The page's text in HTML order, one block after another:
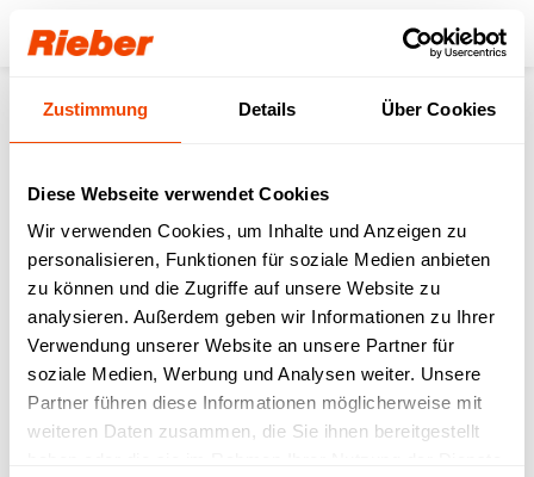
Zustimmung Details Über Cookies
Diese Webseite verwendet Cookies
Wir verwenden Cookies, um Inhalte und Anzeigen zu
personalisieren, Funktionen für soziale Medien anbieten
zu können und die Zugriffe auf unsere Website zu
analysieren. Außerdem geben wir Informationen zu Ihrer
Verwendung unserer Website an unsere Partner für
soziale Medien, Werbung und Analysen weiter. Unsere
Partner führen diese Informationen möglicherweise mit
weiteren Daten zusammen, die Sie ihnen bereitgestellt
Login
Rieber zeigt skalierbare
Lösungen für Kita- und
Schulverpflegung:
digitaler GN-
Mehrwegprozess von
der Abfüllung bis zur